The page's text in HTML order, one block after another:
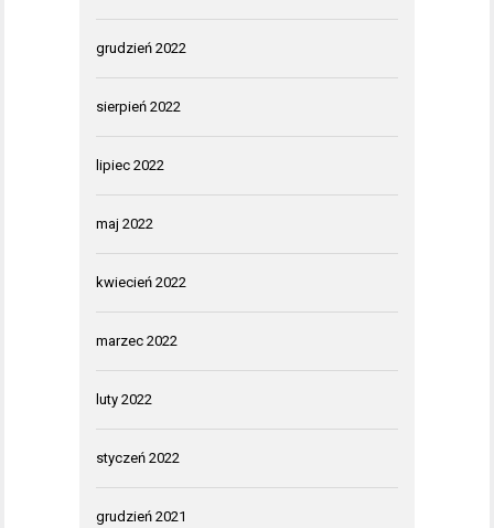
grudzień 2022
sierpień 2022
lipiec 2022
maj 2022
kwiecień 2022
marzec 2022
luty 2022
styczeń 2022
grudzień 2021